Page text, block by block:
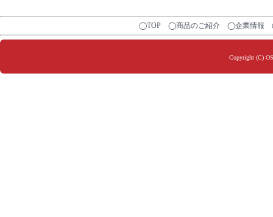
◯TOP ◯商品のご紹介 ◯企業情報
Copyright (C)